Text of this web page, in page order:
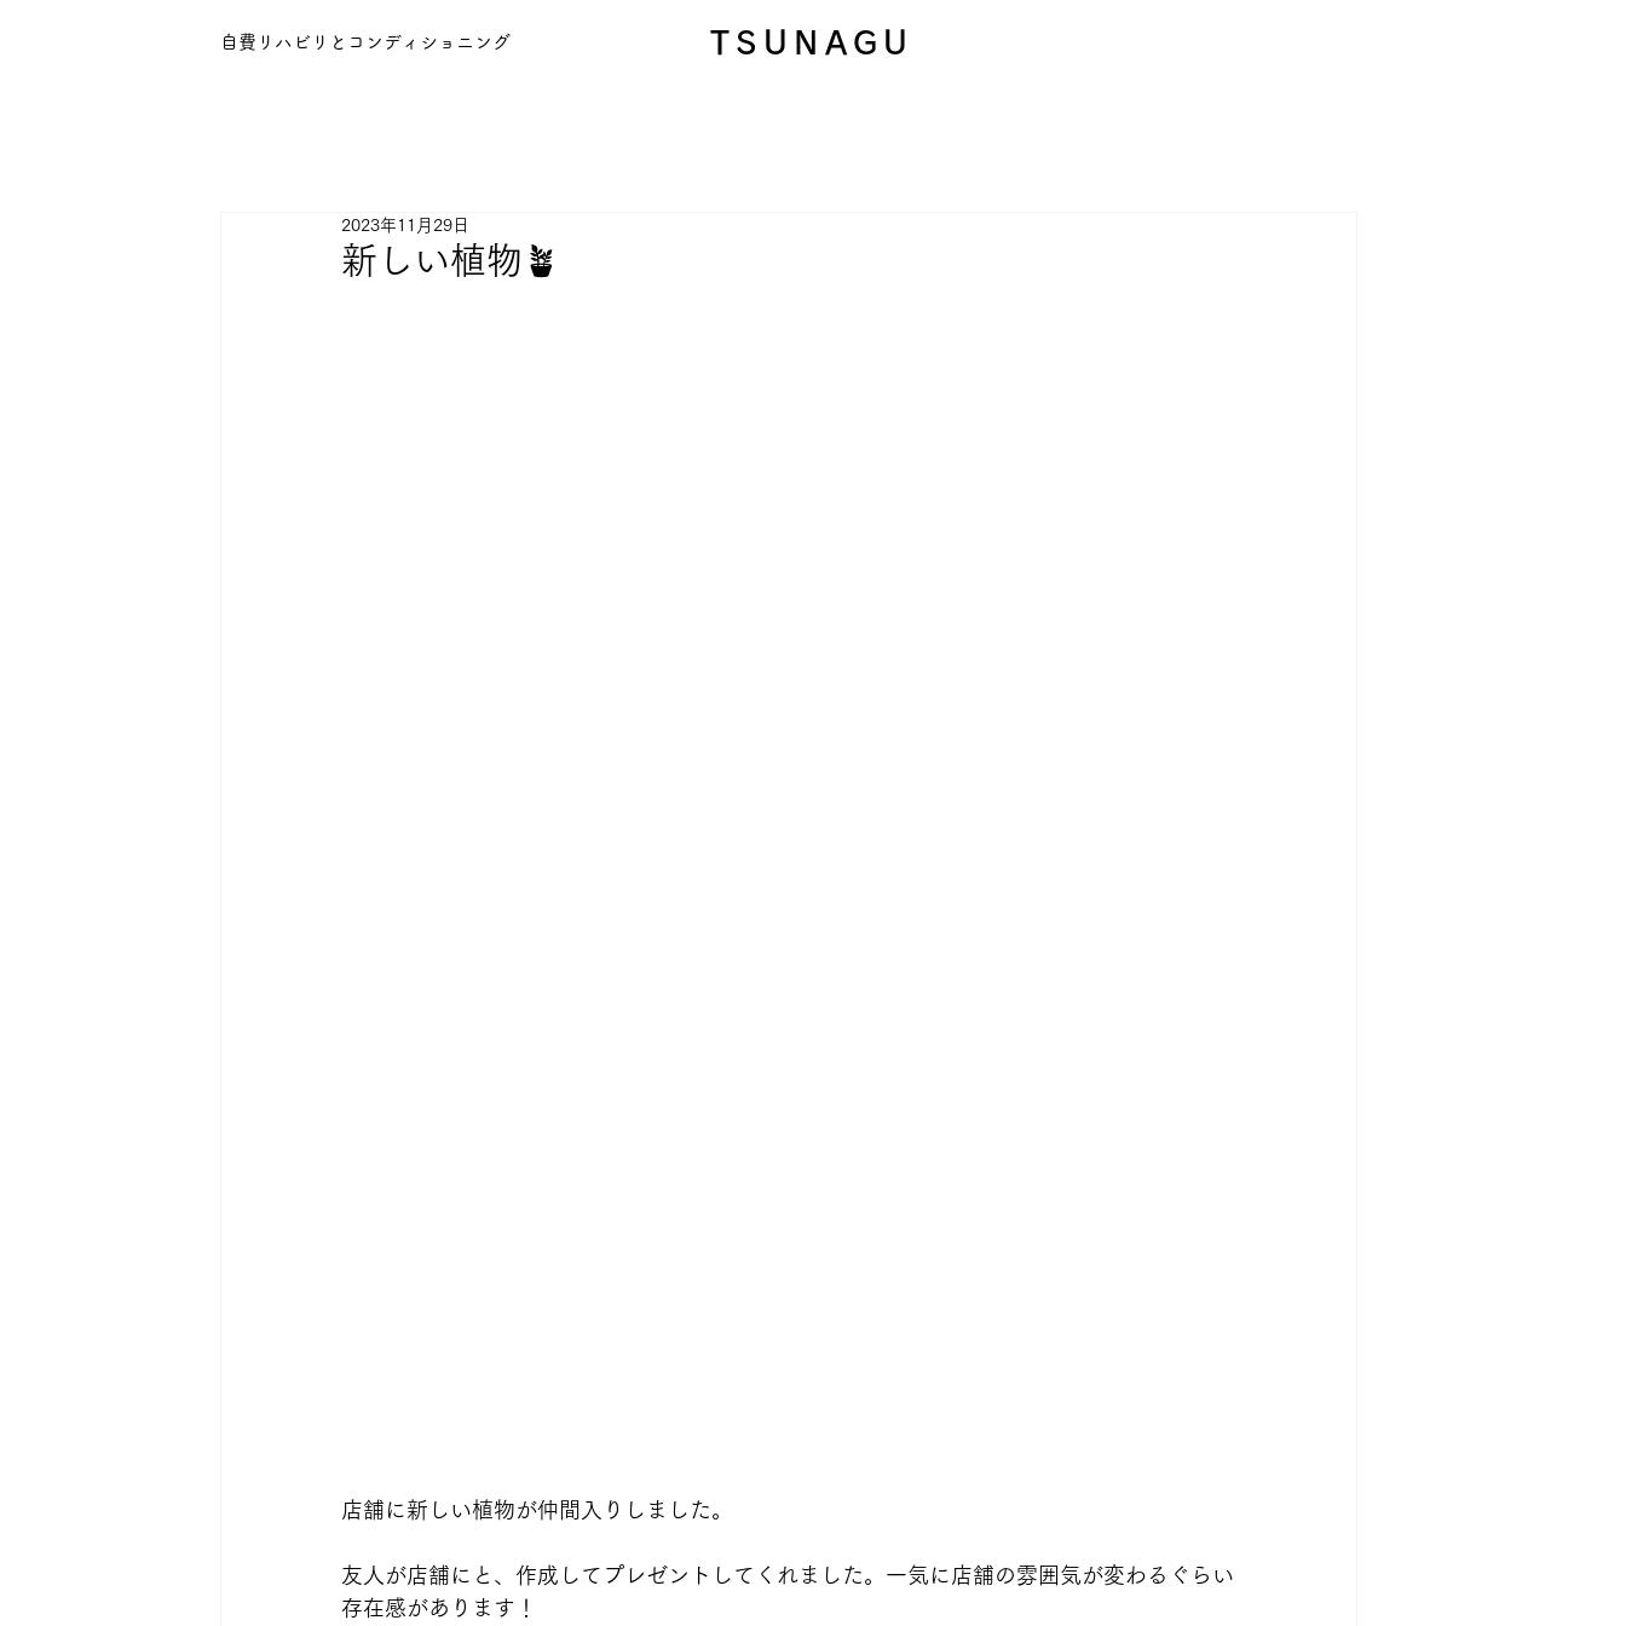
自費リハビリとコンディショニング TSUNAGU
新しい植物🪴
2023年11月29日
店舗に新しい植物が仲間入りしました。
友人が店舗にと、作成してプレゼントしてくれました。一気に店舗の雰囲気が変わるぐらい
存在感があります！